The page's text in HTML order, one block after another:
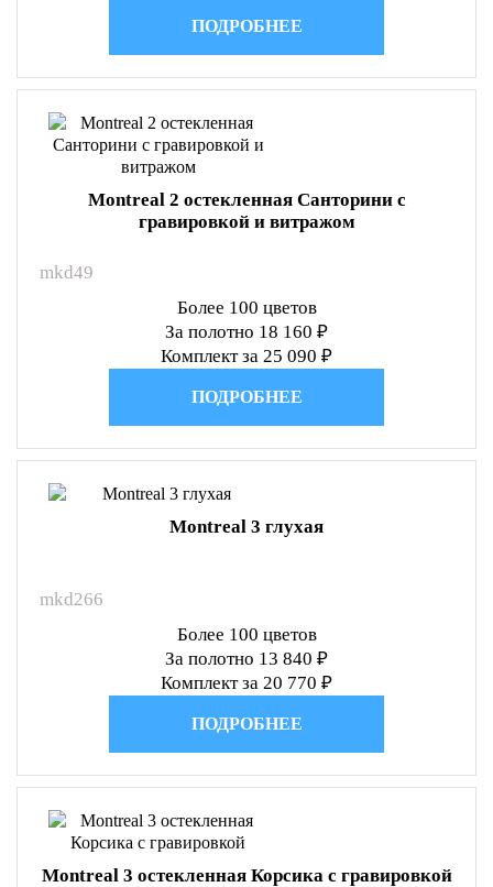
ПОДРОБНЕЕ
Montreal 2 остекленная Санторини с
гравировкой и витражом
mkd49
Более 100 цветов
За полотно 18 160 ₽
Комплект за 25 090 ₽
ПОДРОБНЕЕ
Montreal 3 глухая
mkd266
Более 100 цветов
За полотно 13 840 ₽
Комплект за 20 770 ₽
ПОДРОБНЕЕ
Montreal 3 остекленная Корсика с гравировкой